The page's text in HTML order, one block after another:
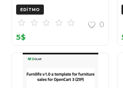
EDITMO
0
5$